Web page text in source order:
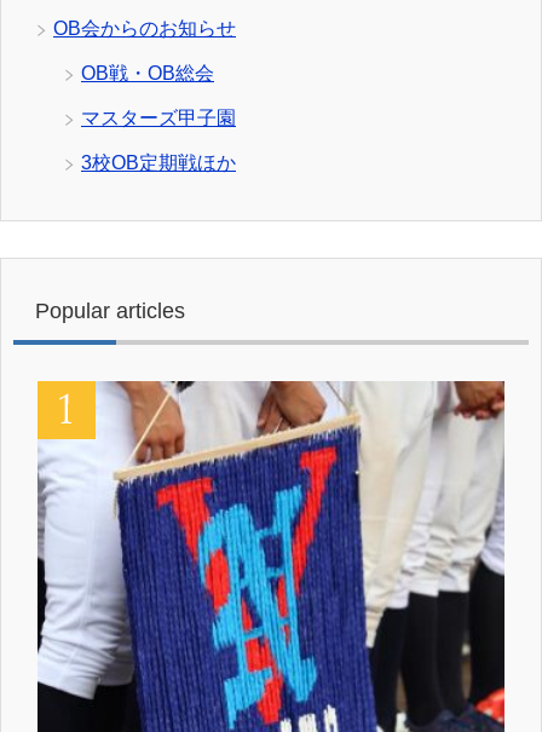
OB会からのお知らせ
OB戦・OB総会
マスターズ甲子園
3校OB定期戦ほか
Popular articles